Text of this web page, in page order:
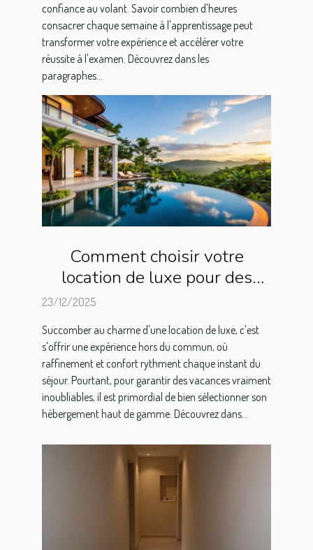
confiance au volant. Savoir combien d'heures
consacrer chaque semaine à l'apprentissage peut
transformer votre expérience et accélérer votre
réussite à l'examen. Découvrez dans les
paragraphes...
Comment choisir votre
location de luxe pour des
vacances inoubliables ?
23/12/2025
Succomber au charme d'une location de luxe, c'est
s'offrir une expérience hors du commun, où
raffinement et confort rythment chaque instant du
séjour. Pourtant, pour garantir des vacances vraiment
inoubliables, il est primordial de bien sélectionner son
hébergement haut de gamme. Découvrez dans...